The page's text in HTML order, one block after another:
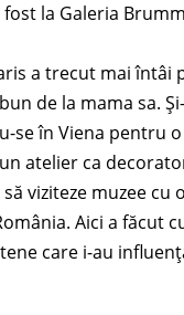
fost la Galeria
a trecut mai întâi
de la mama sa.
se în Viena pentru
atelier ca
viziteze muzee cu
Aici a făcut
care i-au